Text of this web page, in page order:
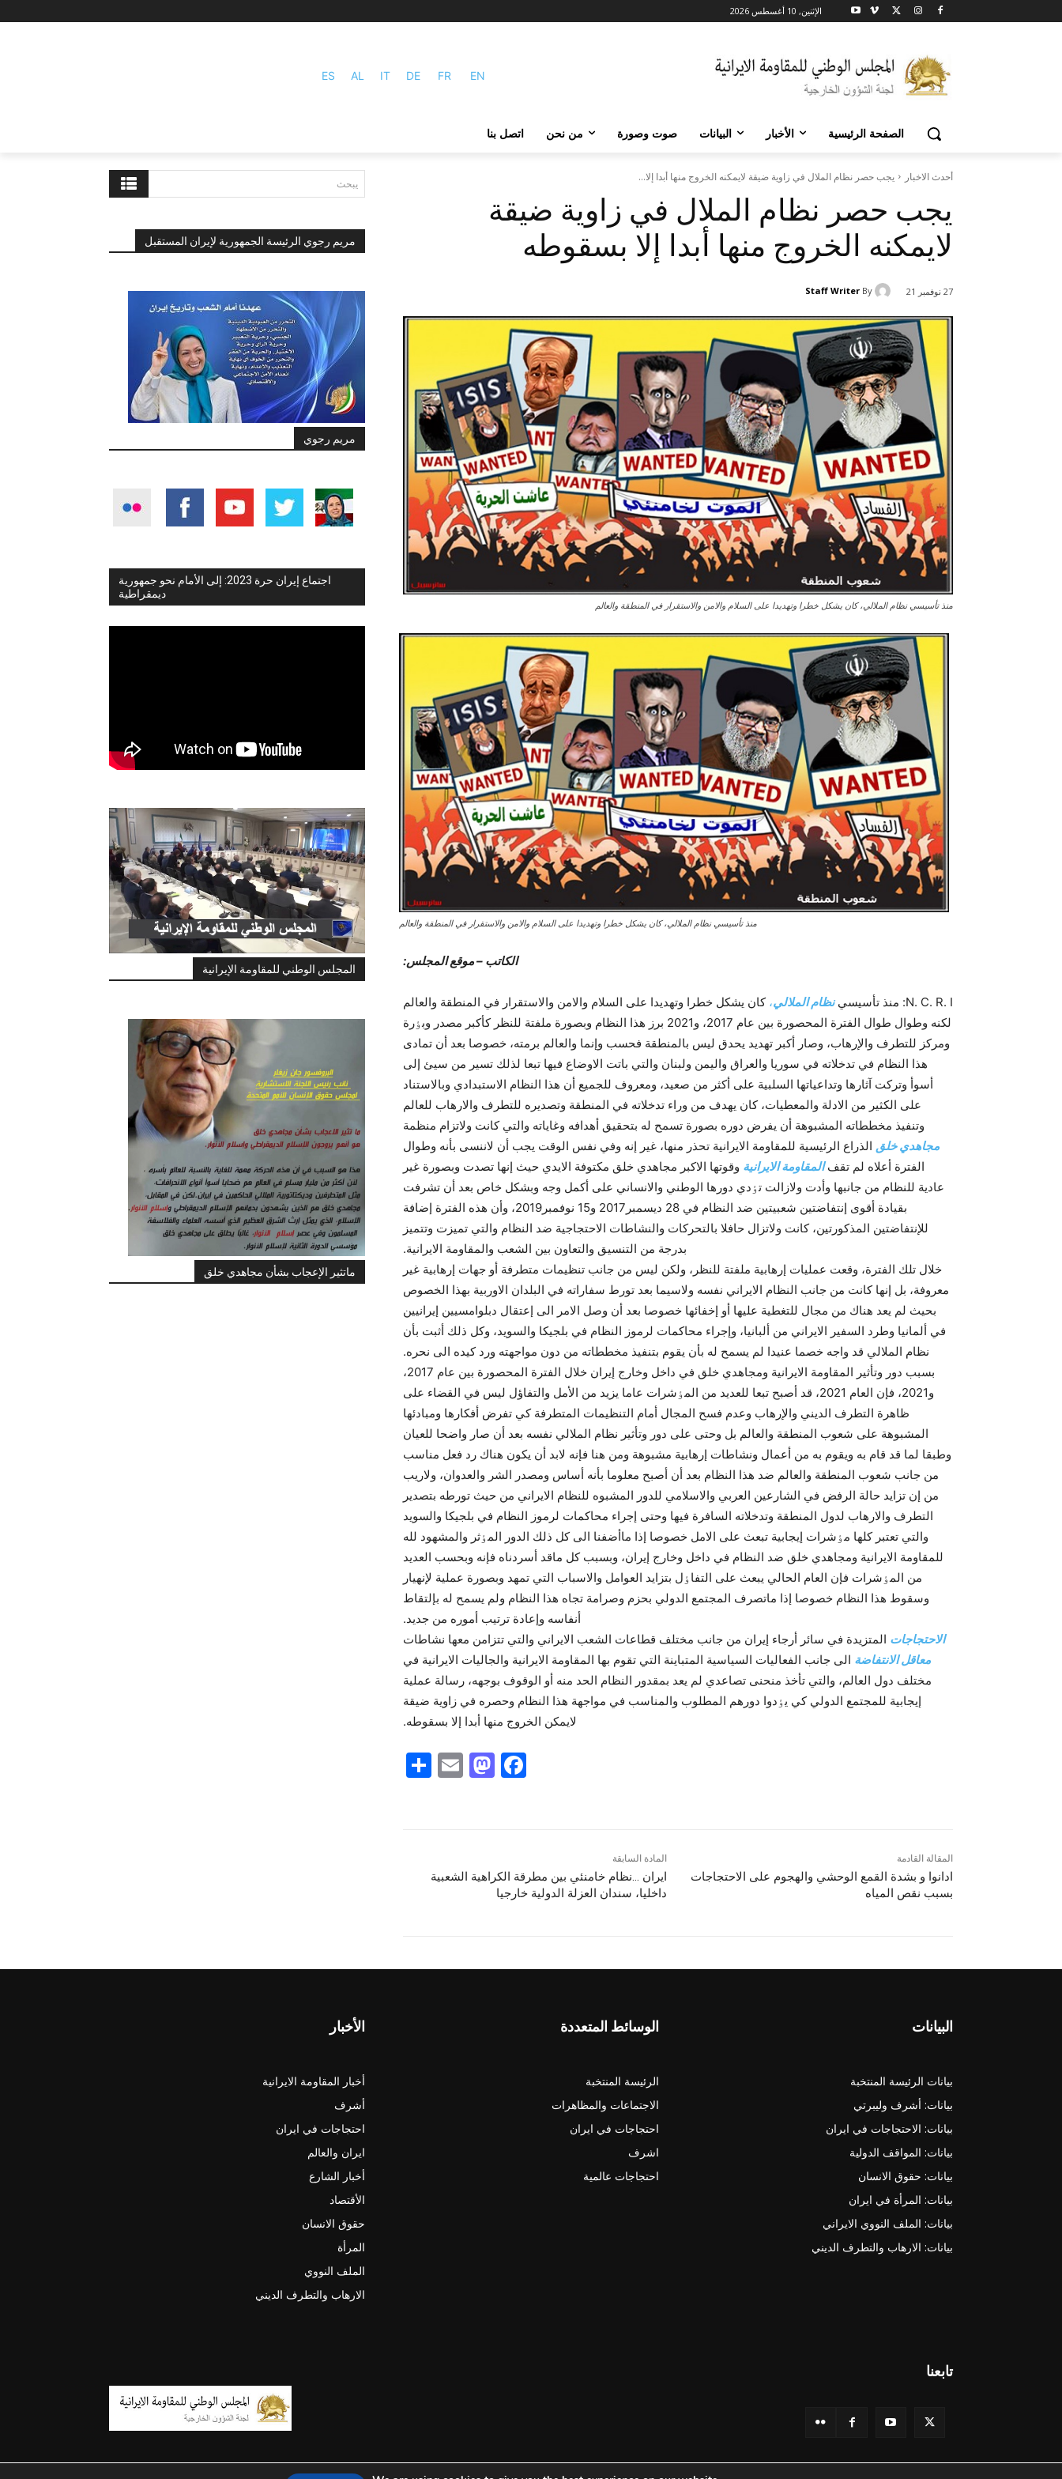
الإثنين, 10 أغسطس 2026
ES AL IT DE FR EN
الصفحة الرئيسية الأخبار البيانات صوت وصورة من نحن اتصل بنا
يبحث
مريم رجوي الرئيسة الجمهورية لإيران المستقبل
مريم رجوي
اجتماع إيران حرة 2023: إلى الأمام نحو جمهورية
ديمقراطية
المجلس الوطني للمقاومة الإيرانية
ماتثير الإعجاب بشأن مجاهدي خلق
أحدث الاخبار يجب حصر نظام الملال في زاوية ضيقة لايمکنه الخروج منها أبدا إلا...
يجب حصر نظام الملال في زاوية ضيقة
لايمکنه الخروج منها أبدا إلا بسقوطه
27 نوفمبر 21 By
Staff Writer
منذ تأسيسي نظام الملالي، کان يشکل خطرا وتهديدا على السلام والامن والاستقرار في المنطقة والعالم
منذ تأسيسي نظام الملالي، کان يشکل خطرا وتهديدا على السلام والامن والاستقرار في المنطقة والعالم
الکاتب – موقع المجلس:
N. C. R. I: منذ تأسيسي نظام الملالي، کان يشکل خطرا وتهديدا على السلام والامن والاستقرار في المنطقة والعالم
لکنه وطوال طوال الفترة المحصورة بين عام 2017، و2021 برز هذا النظام وبصورة ملفتة للنظر کأکبر مصدر وبٶرة
ومرکز للتطرف والإرهاب، وصار أكبر تهديد يحدق ليس بالمنطقة فحسب وإنما والعالم برمته، خصوصا بعد أن تمادى
هذا النظام في تدخلاته في سوريا والعراق واليمن ولبنان والتي باتت الاوضاع فيها تبعا لذلك تسير من سيئ إلى
أسوأ وتركت آثارها وتداعياتها السلبية على أكثر من صعيد، ومعروف للجميع أن هذا النظام الاستبدادي وبالاستناد
على الکثير من الادلة والمعطيات، کان يهدف من وراء تدخلاته في المنطقة وتصديره للتطرف والارهاب للعالم
وتنفيذ مخططاته المشبوهة أن يفرض دوره بصورة تسمح له بتحقيق أهدافه وغاياته والتي کانت ولاتزام منظمة
مجاهدي خلق الذراع الرئيسية للمقاومة الايرانية تحذر منها، غير إنه وفي نفس الوقت يجب أن لاننسى بأنه وطوال
الفترة أعلاه لم تقفالمقاومة الايرانية وقوتها الاکبر مجاهدي خلق مکتوفة الايدي حيث إنها تصدت وبصورة غير
عادية للنظام من جانبها وأدت ولازالت تٶدي دورها الوطني والانساني على أکمل وجه وبشکل خاص بعد أن تشرفت
بقيادة أقوى إنتفاضتين شعبيتين ضد النظام في 28 ديسمبر2017 و15 نوفمبر2019، وأن هذه الفترة إضافة
للإنتفاضتين المذکورتين، کانت ولاتزال حافلا بالتحرکات والنشاطات الاحتجاجية ضد النظام والتي تميزت وتتميز
بدرجة من التنسيق والتعاون بين الشعب والمقاومة الايرانية.
خلال تلك الفترة، وقعت عمليات إرهابية ملفتة للنظر، ولکن ليس من جانب تنظيمات متطرفة أو جهات إرهابية غير
معروفة، بل إنها کانت من جانب النظام الايراني نفسه ولاسيما بعد تورط سفاراته في البلدان الاوربية بهذا الخصوص
بحيث لم يعد هناك من مجال للتغطية عليها أو إخفائها خصوصا بعد أن وصل الامر الى إعتقال دبلوامسيين إيرانيين
في ألمانيا وطرد السفير الايراني من ألبانيا، وإجراء محاکمات لرموز النظام في بلجيکا والسويد، وکل ذلك أثبت بأن
نظام الملالي قد واجه خصما عنيدا لم يسمح له بأن يقوم بتنفيذ مخططاته من دون مواجهته ورد کيده الى نحره.
بسبب دور وتأثير المقاومة الايرانية ومجاهدي خلق في داخل وخارج إيران خلال الفترة المحصورة بين عام 2017،
و2021، فإن العام 2021، قد أصبح تبعا للعديد من المٶشرات عاما يزيد من الأمل والتفاؤل ليس في القضاء على
ظاهرة التطرف الديني والإرهاب وعدم فسح المجال أمام التنظيمات المتطرفة كي تفرض أفكارها ومبادئها
المشبوهة على شعوب المنطقة والعالم بل وحتى على دور وتأثير نظام الملالي نفسه بعد أن صار واضحا للعيان
وطبقا لما قد قام به ويقوم به من أعمال ونشاطات إرهابية مشبوهة ومن هنا فإنه لابد أن يكون هناك رد فعل مناسب
من جانب شعوب المنطقة والعالم ضد هذا النظام بعد أن أصبح معلوما بأنه أساس ومصدر الشر والعدوان، ولاريب
من إن تزايد حالة الرفض في الشارعين العربي والاسلامي للدور المشبوه للنظام الايراني من حيث تورطه بتصدير
التطرف والارهاب لدول المنطقة وتدخلاته السافرة فيها وحتى إجراء محاکمات لرموز النظام في بلجيکا والسويد
والتي تعتبر کلها مٶشرات إيجابية تبعث على الامل خصوصا إذا ماأضفنا الى کل ذلك الدور المٶثر والمشهود لله
للمقاومة الايرانية ومجاهدي خلق ضد النظام في داخل وخارج إيران، وبسبب کل ماقد أسردناه فإنه وبحسب العديد
من المٶشرات فإن العام الحالي يبعث على التفاٶل بتزايد العوامل والاسباب التي تمهد وبصورة عملية لإنهيار
وسقوط هذا النظام خصوصا إذا ماتصرف المجتمع الدولي بحزم وصرامة تجاه هذا النظام ولم يسمح له بإلتقاط
أنفاسه وإعادة ترتيب أموره من جديد.
الاحتجاجات المتزيدة في سائر أرجاء إيران من جانب مختلف قطاعات الشعب الايراني والتي تتزامن معها نشاطات
معاقل الانتفاضة الى جانب الفعاليات السياسية المتباينة التي تقوم بها المقاومة الايرانية والجاليات الايرانية في
مختلف دول العالم، والتي تأخذ منحنى تصاعدي لم يعد بمقدور النظام الحد منه أو الوقوف بوجهه، رسالة عملية
إيجابية للمجتمع الدولي کي يٶدوا دورهم المطلوب والمناسب في مواجهة هذا النظام وحصره في زاوية ضيقة
لايمکن الخروج منها أبدا إلا بسقوطه.
F
b
o
M
d
o
E
المادة السابقة
ایران …نظام خامنئي بین مطرقة الكراهية الشعبية
داخليا، سندان العزلة الدولية خارجيا
المقالة القادمة
ادانوا و بشدة القمع الوحشي والهجوم على الاحتجاجات
بسبب نقص المياه
الأخبار
أخبار المقاومة الايرانية
أشرف
احتجاجات في ايران
ايران والعالم
أخبار الشارع
الأقتصاد
حقوق الانسان
المرأة
الملف النووي
الارهاب والتطرف الديني
الوسائط المتعددة
الرئيسة المنتخبة
الاجتماعات والمظاهرات
احتجاجات في ايران
اشرف
احتجاجات عالمية
البيانات
بيانات الرئيسة المنتخبة
بيانات: أشرف وليبرتي
بيانات: الاحتجاجات في ايران
بيانات: المواقف الدولية
بيانات: حقوق الانسان
بيانات: المرأة في ايران
بيانات: الملف النووي الايراني
بيانات: الارهاب والتطرف الديني
تابعنا